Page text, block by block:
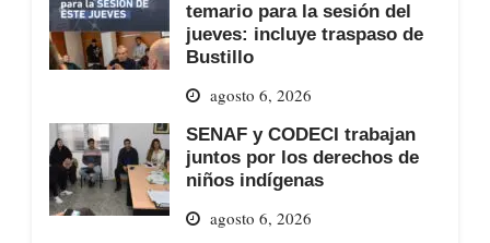
temario para la sesión del
jueves: incluye traspaso de
Bustillo
agosto 6, 2026
SENAF y CODECI trabajan
juntos por los derechos de
niños indígenas
agosto 6, 2026